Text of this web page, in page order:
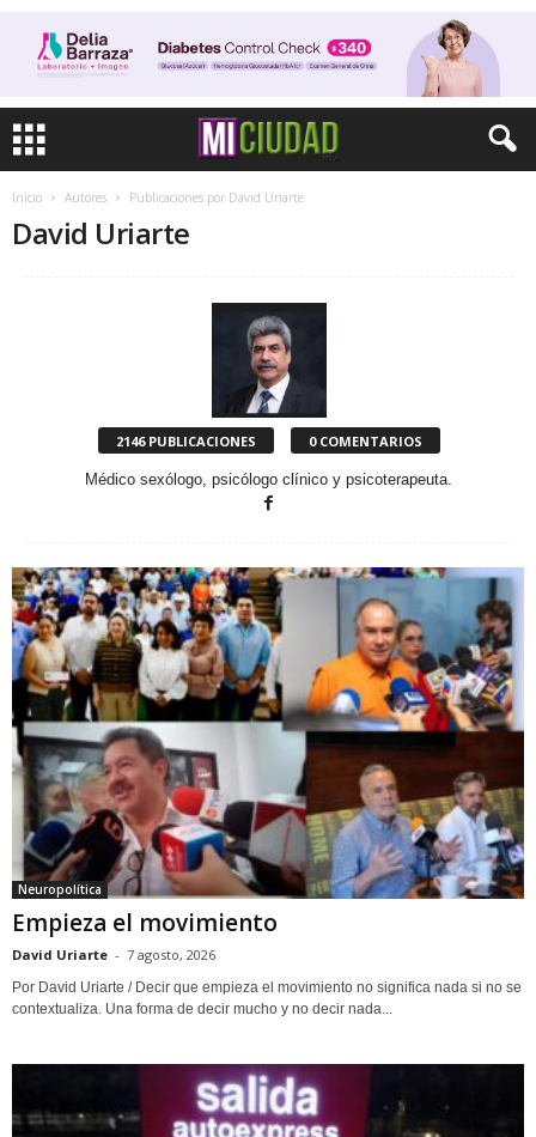
Inicio Autores Publicaciones por David Uriarte
David Uriarte
2146 PUBLICACIONES 0 COMENTARIOS
Médico sexólogo, psicólogo clínico y psicoterapeuta.
Neuropolítica
Empieza el movimiento
David Uriarte - 7 agosto, 2026
Por David Uriarte / Decir que empieza el movimiento no significa nada si no se
contextualiza. Una forma de decir mucho y no decir nada...